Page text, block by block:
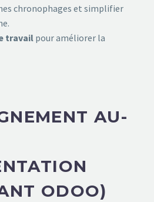
chronophages et simplifier
travail pour améliorer la
AU-
ODOO)